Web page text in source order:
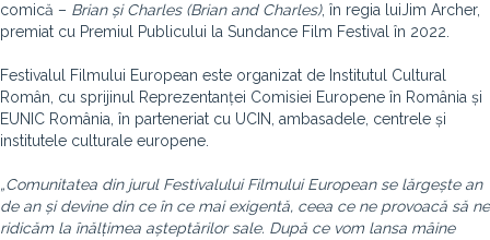
comică – Brian și Charles (Brian and Charles), în regia luiJim Archer,
premiat cu Premiul Publicului la Sundance Film Festival în 2022.
Festivalul Filmului European este organizat de Institutul Cultural
Român, cu sprijinul Reprezentanței Comisiei Europene în România și
EUNIC România, în parteneriat cu UCIN, ambasadele, centrele și
institutele culturale europene.
„Comunitatea din jurul Festivalului Filmului European se lărgește an
de an și devine din ce în ce mai exigentă, ceea ce ne provoacă să ne
ridicăm la înălțimea așteptărilor sale. După ce vom lansa mâine